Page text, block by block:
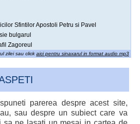
Sfintilor Apostoli Petru si Pavel
bulgarul
Zagoreul
zilei sau click aici pentru sinaxarul in format audio mp3
parerea despre acest site,
sau despre un subiect care va